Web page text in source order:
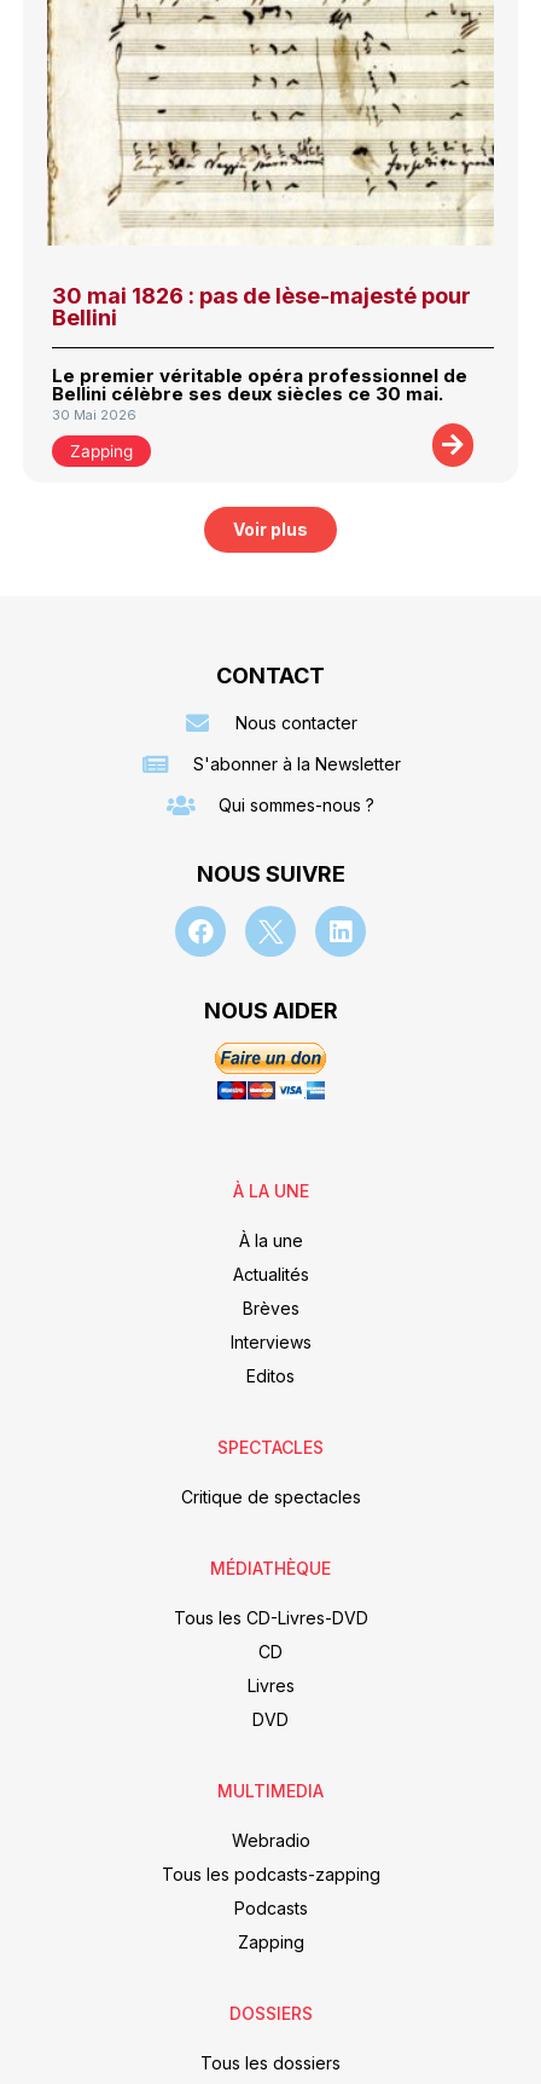
30 mai 1826 : pas de lèse-majesté pour
Bellini
Le premier véritable opéra professionnel de
Bellini célèbre ses deux siècles ce 30 mai.
30 Mai 2026
Zapping
Voir plus
CONTACT
Nous contacter
S'abonner à la Newsletter
Qui sommes-nous ?
NOUS SUIVRE
NOUS AIDER
À LA UNE
À la une
Actualités
Brèves
Interviews
Editos
SPECTACLES
Critique de spectacles
MÉDIATHÈQUE
Tous les CD-Livres-DVD
CD
Livres
DVD
MULTIMEDIA
Webradio
Tous les podcasts-zapping
Podcasts
Zapping
DOSSIERS
Tous les dossiers